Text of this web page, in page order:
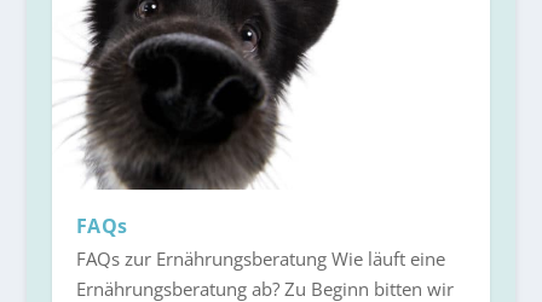
FAQs
FAQs zur Ernährungsberatung Wie läuft eine
Ernährungsberatung ab? Zu Beginn bitten wir